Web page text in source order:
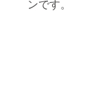
ンです。